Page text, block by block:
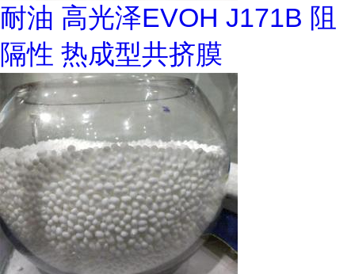
耐油 高光泽EVOH J171B 阻
隔性 热成型共挤膜